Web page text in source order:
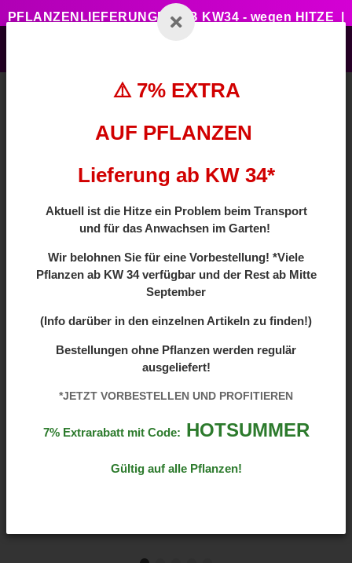
PFLANZENLIEFERUNGEN AB KW34 - wegen HITZE |
⚠️ 7% EXTRA
AUF PFLANZEN
Lieferung ab KW 34*
Aktuell ist die Hitze ein Problem beim Transport
und für das Anwachsen im Garten!
Wir belohnen Sie für eine Vorbestellung! *Viele
Pflanzen ab KW 34 verfügbar und der Rest ab Mitte
September
(Info darüber in den einzelnen Artikeln zu finden!)
Bestellungen ohne Pflanzen werden regulär
ausgeliefert!
*JETZT VORBESTELLEN UND PROFITIEREN
7% Extrarabatt mit Code: HOTSUMMER
Gültig auf alle Pflanzen!